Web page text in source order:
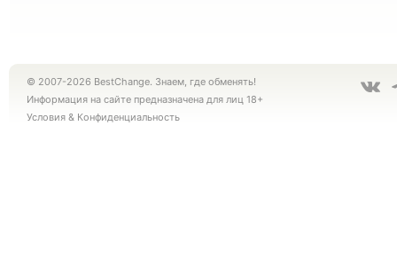
© 2007-2026 BestChange. Знаем, где обменять!
Информация на сайте предназначена для лиц 18+
Условия & Конфиденциальность